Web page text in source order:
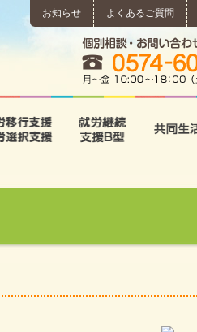
お知らせ よくあるご質問
援 就労移行支援･就労選択支援